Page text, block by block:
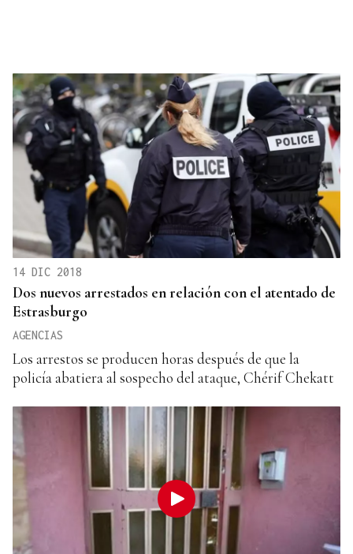
14 DIC 2018
Dos nuevos arrestados en relación con el atentado de
Estrasburgo
AGENCIAS
Los arrestos se producen horas después de que la
policía abatiera al sospecho del ataque, Chérif Chekatt